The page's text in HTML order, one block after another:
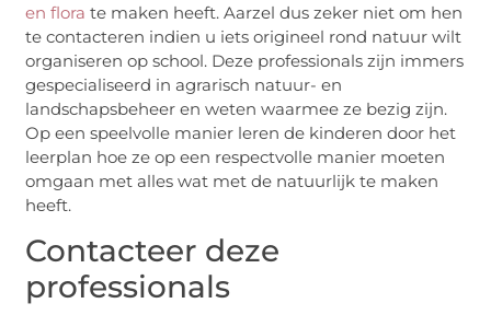
en flora te maken heeft. Aarzel dus zeker niet om hen
te contacteren indien u iets origineel rond natuur wilt
organiseren op school. Deze professionals zijn immers
gespecialiseerd in agrarisch natuur- en
landschapsbeheer en weten waarmee ze bezig zijn.
Op een speelvolle manier leren de kinderen door het
leerplan hoe ze op een respectvolle manier moeten
omgaan met alles wat met de natuurlijk te maken
heeft.
Contacteer deze
professionals